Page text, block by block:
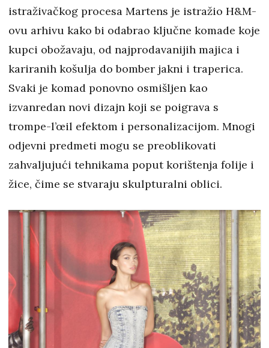
istraživačkog procesa Martens je istražio H&M-
ovu arhivu kako bi odabrao ključne komade koje
kupci obožavaju, od najprodavanijih majica i
kariranih košulja do bomber jakni i traperica.
Svaki je komad ponovno osmišljen kao
izvanredan novi dizajn koji se poigrava s
trompe-l’œil efektom i personalizacijom. Mnogi
odjevni predmeti mogu se preoblikovati
zahvaljujući tehnikama poput korištenja folije i
žice, čime se stvaraju skulpturalni oblici.